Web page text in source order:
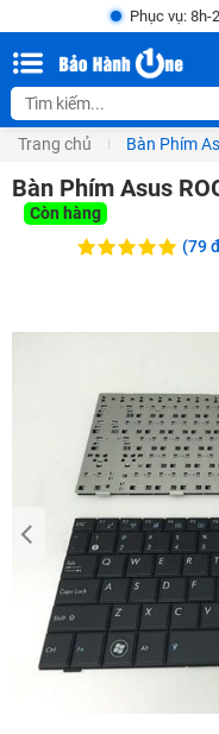
Phục vụ: 8h-
Trang chủ Bàn Phím
Bàn Phím Asus
Còn hàng
(79